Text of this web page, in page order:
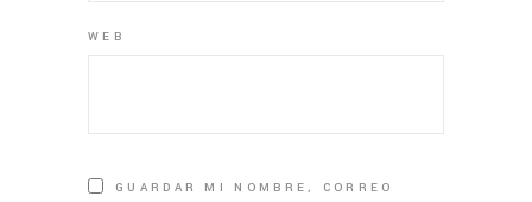
WEB
GUARDAR MI NOMBRE, CORREO